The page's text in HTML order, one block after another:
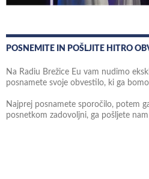
POSNEMITE IN POŠLJITE HITRO
Na Radiu Brežice Eu vam nudimo
posnamete svoje obvestilo, ki ga
Najprej posnamete sporočilo, potem
posnetkom zadovoljni, ga pošljete